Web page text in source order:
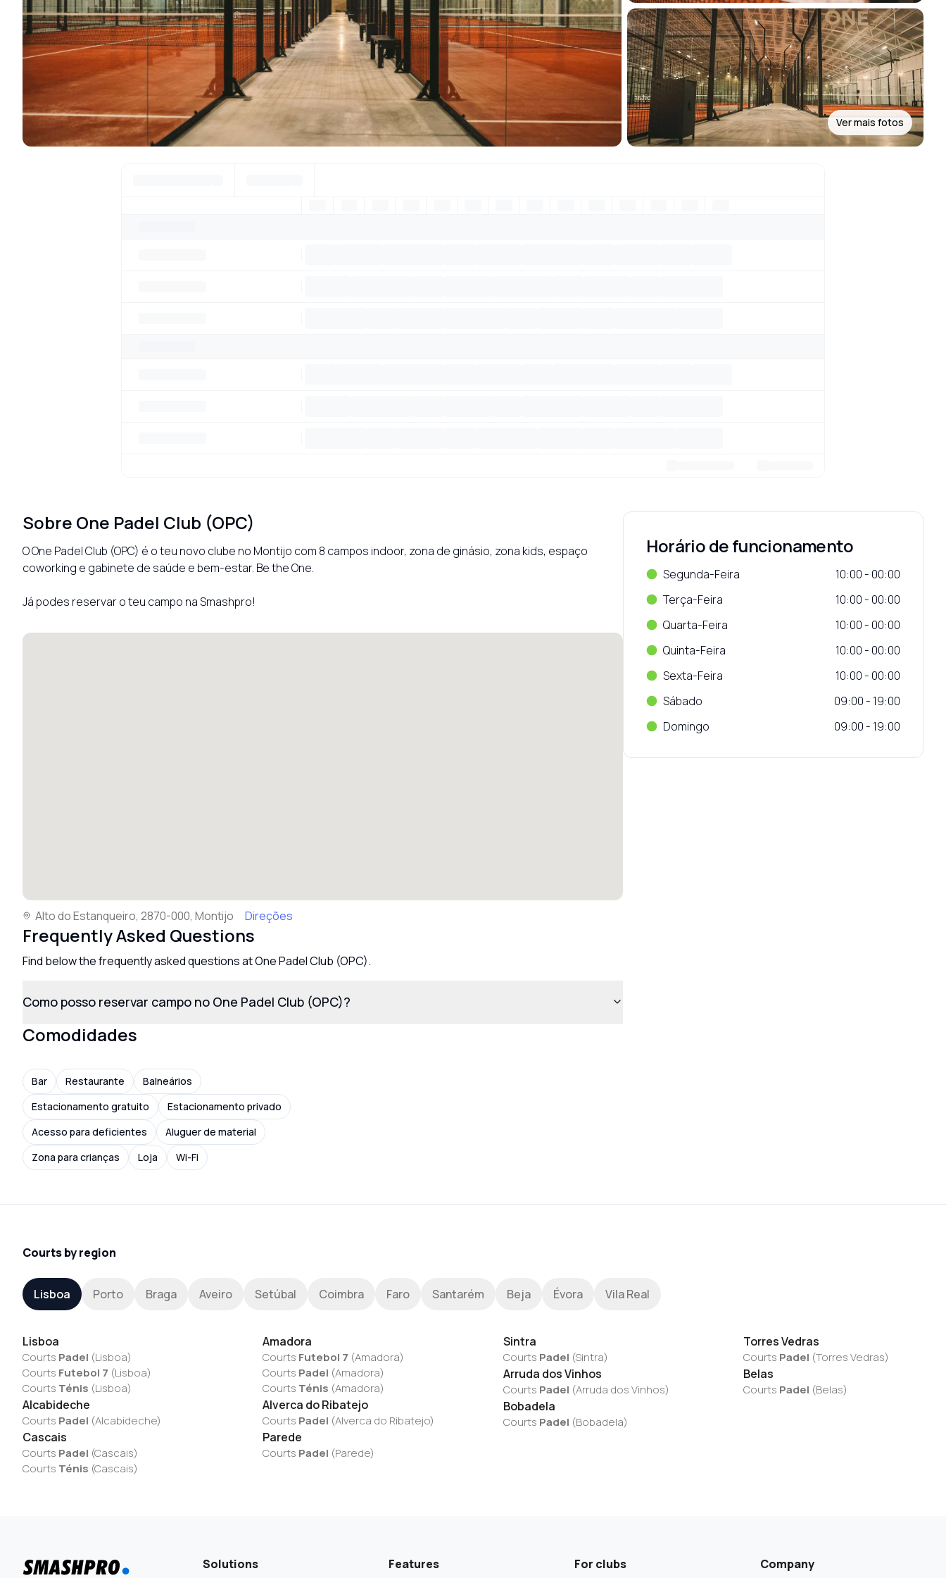
Ver mais fotos
Sobre One Padel Club (OPC)
O One Padel Club (OPC) é o teu novo clube no Montijo com 8 campos indoor, zona de ginásio, zona kids, espaço
coworking e gabinete de saúde e bem-estar. Be the One.
Já podes reservar o teu campo na Smashpro!
Alto do Estanqueiro, 2870-000, Montijo Direções
Frequently Asked Questions
Find below the frequently asked questions at One Padel Club (OPC).
Como posso reservar campo no One Padel Club (OPC)?
Comodidades
Bar Restaurante
Balneários
Estacionamento gratuito
Estacionamento privado
Acesso para deficientes
Aluguer de material
Zona para crianças
Loja Wi-Fi
Horário de funcionamento
Segunda-Feira
10:00 - 00:00
Terça-Feira
10:00 - 00:00
Quarta-Feira
10:00 - 00:00
Quinta-Feira
10:00 - 00:00
Sexta-Feira
10:00 - 00:00
Sábado
09:00 - 19:00
Domingo
09:00 - 19:00
Courts by region
Lisboa Porto Braga Aveiro Setúbal Coimbra Faro Santarém Beja Évora Vila Real
Lisboa
Courts Padel (Lisboa)
Courts Futebol 7 (Lisboa)
Courts Ténis (Lisboa)
Alcabideche
Courts Padel (Alcabideche)
Cascais
Courts Padel (Cascais)
Courts Ténis (Cascais)
Amadora
Courts Futebol 7 (Amadora)
Courts Padel (Amadora)
Courts Ténis (Amadora)
Alverca do Ribatejo
Courts Padel (Alverca do Ribatejo)
Parede
Courts Padel (Parede)
Sintra
Courts Padel (Sintra)
Arruda dos Vinhos
Courts Padel (Arruda dos Vinhos)
Bobadela
Courts Padel (Bobadela)
Torres Vedras
Courts Padel (Torres Vedras)
Belas
Courts Padel (Belas)
Solutions Features For clubs Company